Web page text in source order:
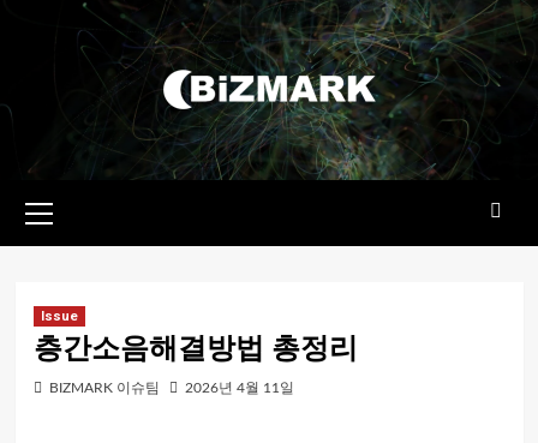
메뉴
Issue
층간소음해결방법 총정리
BIZMARK 이슈팀 2026년 4월 11일